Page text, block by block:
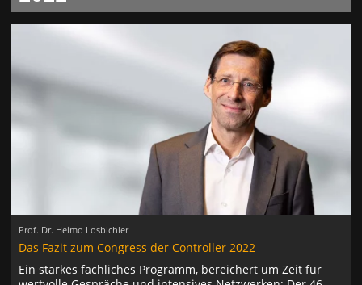
Prof. Dr. Heimo Losbichler
Das Fazit zum Congress der Controller 2022
Ein starkes fachliches Programm, bereichert um Zeit für